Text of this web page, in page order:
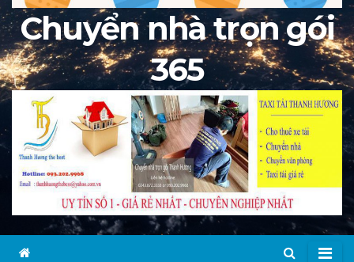
Chuyển nhà trọn gói
365